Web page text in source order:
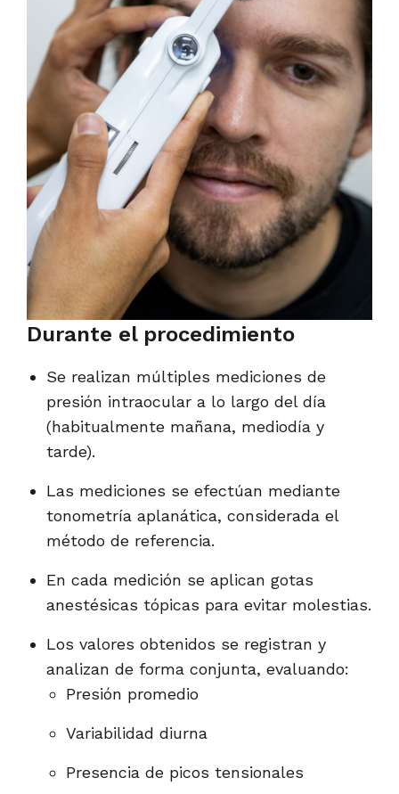
Durante el procedimiento
Se realizan múltiples mediciones de
presión intraocular a lo largo del día
(habitualmente mañana, mediodía y
tarde).
Las mediciones se efectúan mediante
tonometría aplanática, considerada el
método de referencia.
En cada medición se aplican gotas
anestésicas tópicas para evitar molestias.
Los valores obtenidos se registran y
analizan de forma conjunta, evaluando:
Presión promedio
Variabilidad diurna
Presencia de picos tensionales